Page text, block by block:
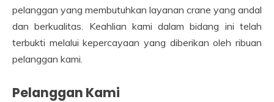
pelanggan yang membutuhkan layanan crane yang andal
dan berkualitas. Keahlian kami dalam bidang ini telah
terbukti melalui kepercayaan yang diberikan oleh ribuan
pelanggan kami.
Pelanggan Kami